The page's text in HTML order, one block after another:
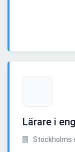
Lärare i
Stockholms